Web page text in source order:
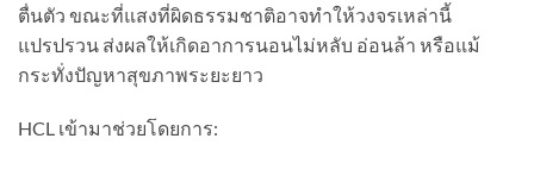
ตื่นตัว ขณะที่แสงที่ผิดธรรมชาติอาจทำให้วงจรเหล่านี้
แปรปรวน ส่งผลให้เกิดอาการนอนไม่หลับ อ่อนล้า หรือแม้
กระทั่งปัญหาสุขภาพระยะยาว
HCL เข้ามาช่วยโดยการ: